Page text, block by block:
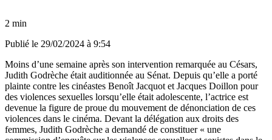
2 min
Publié le 29/02/2024 à 9:54
Moins d’une semaine après son intervention remarquée au Césars,
Judith Godrèche était auditionnée au Sénat. Depuis qu’elle a porté
plainte contre les cinéastes Benoît Jacquot et Jacques Doillon pour
des violences sexuelles lorsqu’elle était adolescente, l’actrice est
devenue la figure de proue du mouvement de dénonciation de ces
violences dans le cinéma. Devant la délégation aux droits des
femmes, Judith Godrèche a demandé de constituer « une